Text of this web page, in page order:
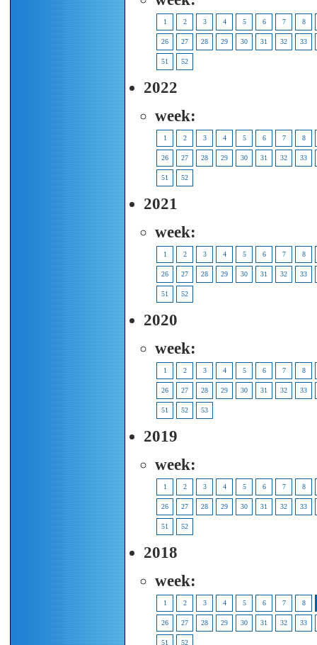
1 2 3 4 5 6 7 8
26 27 28 29 30 31 32 33
51 52
2022
week:
1 2 3 4 5 6 7 8
26 27 28 29 30 31 32 33
51 52
2021
week:
1 2 3 4 5 6 7 8
26 27 28 29 30 31 32 33
51 52
2020
week:
1 2 3 4 5 6 7 8
26 27 28 29 30 31 32 33
51 52 53
2019
week:
1 2 3 4 5 6 7 8
26 27 28 29 30 31 32 33
51 52
2018
week:
1 2 3 4 5 6 7 8
26 27 28 29 30 31 32 33
51 52